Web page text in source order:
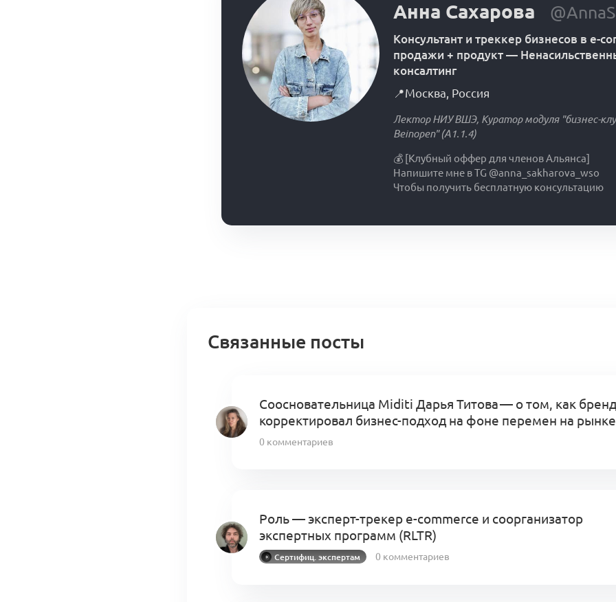
Анна Сахарова
Консультант и треккер бизнесов в e-
продажи + продукт —
консалтинг
📍Москва, Россия
Лектор НИУ ВШЭ, Куратор модуля "бизнес-
Beinopen" (А1.1.4)
💰 [Клубный оффер для членов Альянса]
Напишите мне в TG @anna_sakharova_wso
Чтобы получить бесплатную консультацию
Связанные посты
Соосновательница Miditi Дарья Титова — о том, как бренд
корректировал бизнес-подход на фоне перемен на рынке
0 комментариев
Роль — эксперт-трекер e-commerce и соорганизатор
экспертных программ (RLTR)
Сертифиц. экспертам 0 комментариев